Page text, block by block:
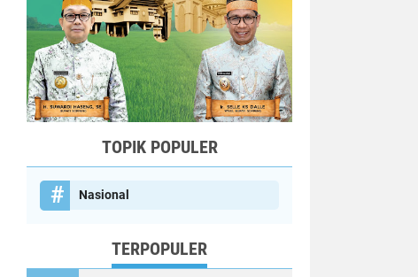
TOPIK POPULER
Nasional
TERPOPULER